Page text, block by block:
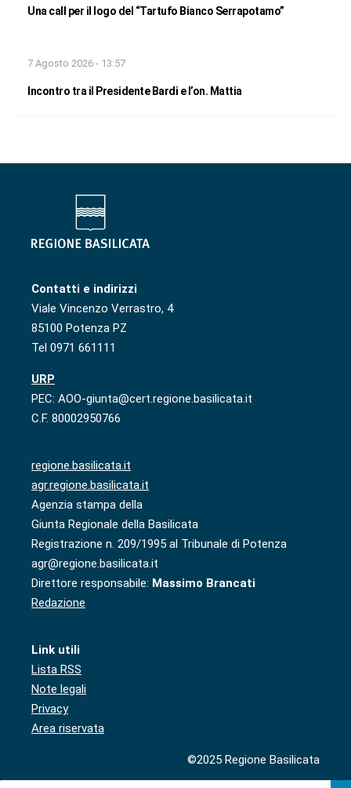
Una call per il logo del “Tartufo Bianco Serrapotamo”
7 Agosto 2026 - 13:57
Incontro tra il Presidente Bardi e l’on. Mattia
Contatti e indirizzi
Viale Vincenzo Verrastro, 4
85100 Potenza PZ
Tel 0971 661111
URP
PEC: AOO-giunta@cert.regione.basilicata.it
C.F. 80002950766
regione.basilicata.it
agr.regione.basilicata.it
Agenzia stampa della
Giunta Regionale della Basilicata
Registrazione n. 209/1995 al Tribunale di Potenza
agr@regione.basilicata.it
Direttore responsabile: Massimo Brancati
Redazione
Link utili
Lista RSS
Note legali
Privacy
Area riservata
©2025 Regione Basilicata